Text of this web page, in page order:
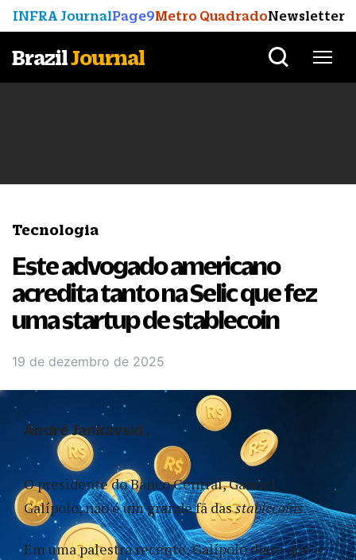
INFRA JournalPage9Metro QuadradoNewsletter
BrazilJournal
Tecnologia
Este advogado americano
acredita tanto na Selic que fez
uma startup de stablecoin
19 de dezembro de 2025
O presidente do Banco Central, Gabriel
Galípolo, não é um grande fã dasstablecoins.
Em uma palestra recente, Galípolo disse que o
André Jankavski